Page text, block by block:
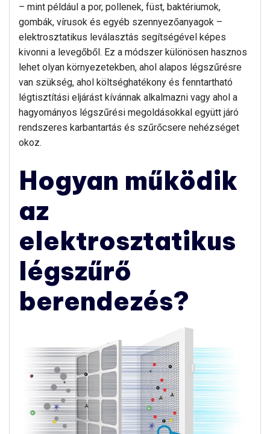
– mint például a por, pollenek, füst, baktériumok,
gombák, vírusok és egyéb szennyezőanyagok –
elektrosztatikus leválasztás segítségével képes
kivonni a levegőből. Ez a módszer különösen hasznos
lehet olyan környezetekben, ahol alapos légszűrésre
van szükség, ahol költséghatékony és fenntartható
légtisztítási eljárást kívánnak alkalmazni vagy ahol a
hagyományos légszűrési megoldásokkal együtt járó
rendszeres karbantartás és szűrőcsere nehézséget
okoz.
Hogyan működik
az
elektrosztatikus
légszűrő
berendezés?